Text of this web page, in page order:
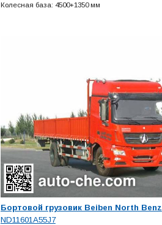
Колесная база: 4500+1350 мм
Бортовой грузовик Beiben North Benz
ND11601A55J7